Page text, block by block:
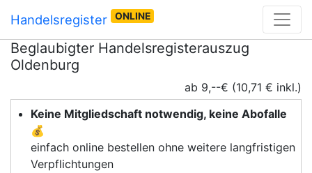
Handelsregister ONLINE
Beglaubigter Handelsregisterauszug
Oldenburg
ab 9,--€ (10,71 € inkl.)
Keine Mitgliedschaft notwendig, keine Abofalle
💰
einfach online bestellen ohne weitere langfristigen
Verpflichtungen